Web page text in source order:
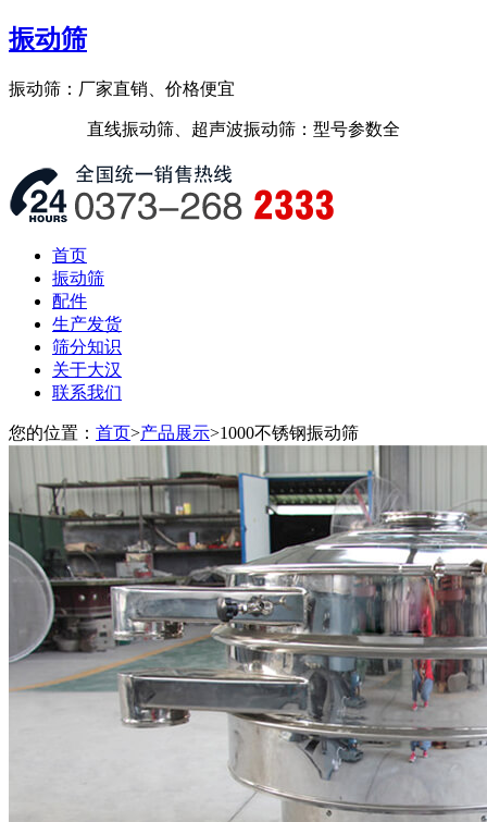
振动筛
振动筛：厂家直销、价格便宜
直线振动筛、超声波振动筛：型号参数全
首页
振动筛
配件
生产发货
筛分知识
关于大汉
联系我们
您的位置： 首页>产品展示>1000不锈钢振动筛